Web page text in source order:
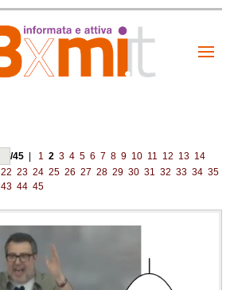
/45 1 2 3 4 5 6 7 8 9 10 11 12 13 14
22 23 24 25 26 27 28 29 30 31 32 33 34 35
43 44 45